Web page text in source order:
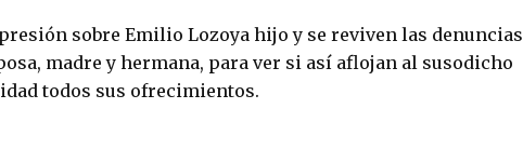
sobre Emilio Lozoya hijo y se reviven las denuncias
madre y hermana, para ver si así aflojan al susodicho
todos sus ofrecimientos.